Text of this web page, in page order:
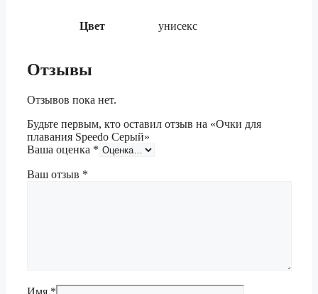
Цвет унисекс
Отзывы
Отзывов пока нет.
Будьте первым, кто оставил отзыв на «Очки для
плавания Speedo Серый»
Ваша оценка *
Ваш отзыв *
Имя *